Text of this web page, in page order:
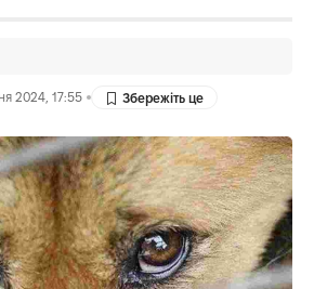
2024, 17:55